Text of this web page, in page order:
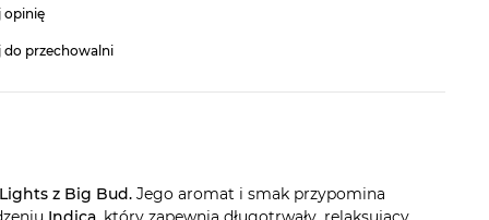
opinię
do przechowalni
z Big Bud. Jego aromat i smak przypomina